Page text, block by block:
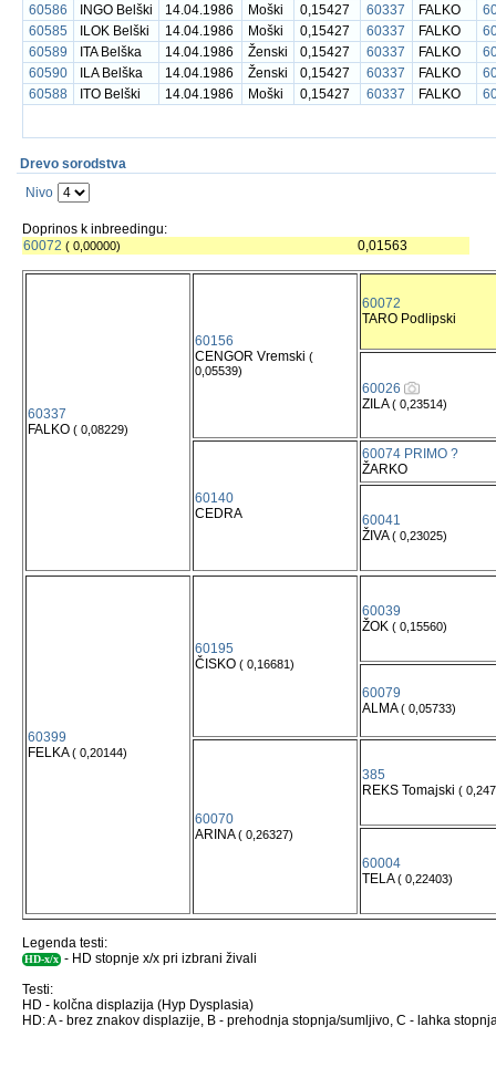
60586
INGO Belški 14.04.1986 Moški 0,15427 60337 FALKO
60585
ILOK Belški 14.04.1986 Moški 0,15427 60337 FALKO
60589
ITA Belška 14.04.1986 Ženski 0,15427 60337 FALKO
60590
ILA Belška 14.04.1986 Ženski 0,15427 60337 FALKO
60588
ITO Belški 14.04.1986 Moški 0,15427 60337 FALKO
Drevo sorodstva
Nivo
Doprinos k inbreedingu:
60072 ( 0,00000) 0,01563
60337
FALKO ( 0,08229)
60156
CENGOR Vremski (
0,05539)
60072
TARO Podlipski
60026
ZILA( 0,23514)
60140
CEDRA
60074 PRIMO ?
ŽARKO
60041
ŽIVA( 0,23025)
60399
FELKA( 0,20144)
60195
ČISKO ( 0,16681)
60039
ŽOK ( 0,15560)
60079
ALMA( 0,05733)
60070
ARINA( 0,26327)
385
REKS Tomajski (
60004
TELA( 0,22403)
Legenda testi:
HD-x/x - HD stopnje x/x pri izbrani živali
Testi:
HD - kolčna displazija (Hyp Dysplasia)
HD: A - brez znakov displazije, B - prehodnja stopnja/sumljivo, C - lahka